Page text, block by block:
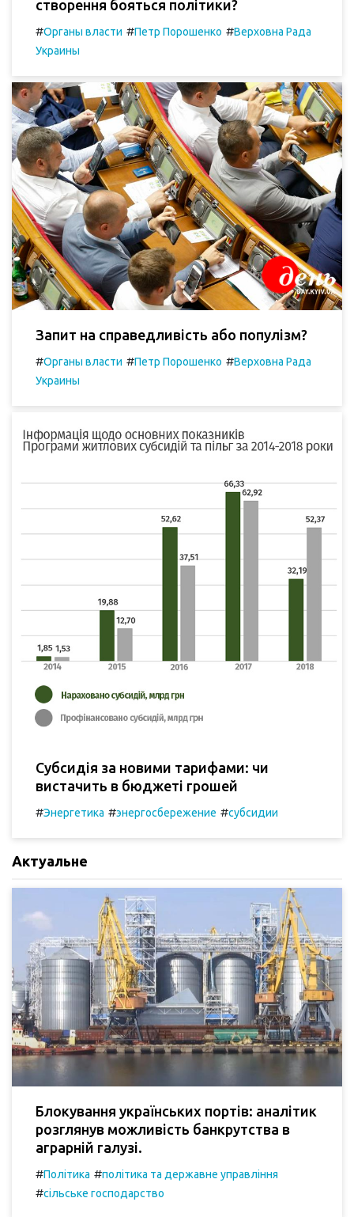
створення бояться політики?
#Органы власти #Петр Порошенко #Верховна Рада
Украины
Запит на справедливість або популізм?
#Органы власти #Петр Порошенко #Верховна Рада
Украины
Субсидія за новими тарифами: чи
вистачить в бюджеті грошей
#Энергетика #энергосбережение #субсидии
Актуальне
Блокування українських портів: аналітик
розглянув можливість банкрутства в
аграрній галузі.
#Політика #політика та державне управління
#сільське господарство